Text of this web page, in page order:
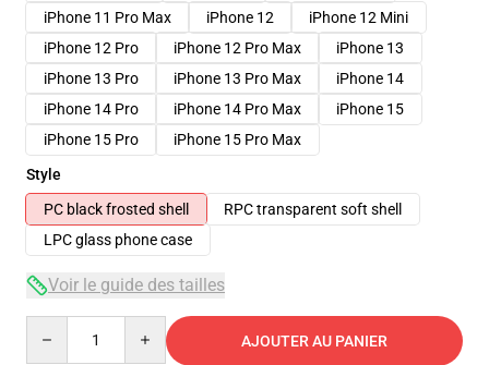
iPhone 11 Pro Max
iPhone 12
iPhone 12 Mini
iPhone 12 Pro
iPhone 12 Pro Max
iPhone 13
iPhone 13 Pro
iPhone 13 Pro Max
iPhone 14
iPhone 14 Pro
iPhone 14 Pro Max
iPhone 15
iPhone 15 Pro
iPhone 15 Pro Max
Style
PC black frosted shell
RPC transparent soft shell
LPC glass phone case
Voir le guide des tailles
AJOUTER AU PANIER